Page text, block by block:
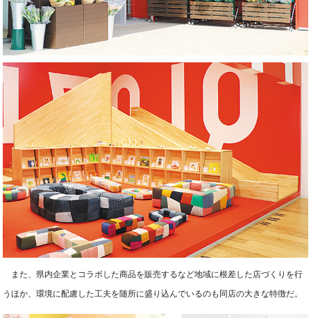
また、県内企業とコラボした商品を販売するなど地域に根差した店づくりを行
うほか、環境に配慮した工夫を随所に盛り込んでいるのも同店の大きな特徴だ。